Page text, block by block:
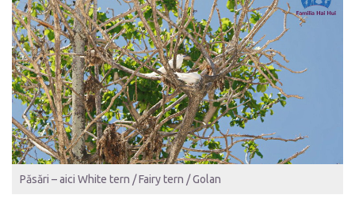
Păsări – aici White tern / Fairy tern / Golan